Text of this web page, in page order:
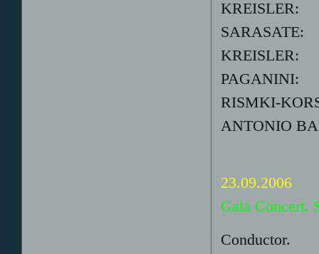
KREISLER:
RISMKI-
ANTONIO
23.09.2006
Gala Concert.